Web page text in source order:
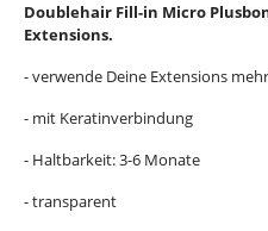
Doublehair Fill-in Micro
Extensions.
- verwende Deine Extensions
- mit Keratinverbindung
- Haltbarkeit: 3-6 Monate
- transparent